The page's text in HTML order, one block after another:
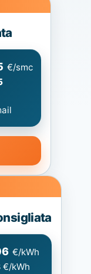
€/smc
€/kWh
€/kWh